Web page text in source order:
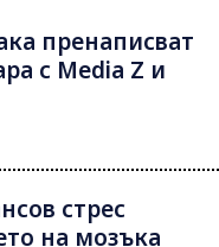
пренаписват
с Media Z и
стрес
на мозъка